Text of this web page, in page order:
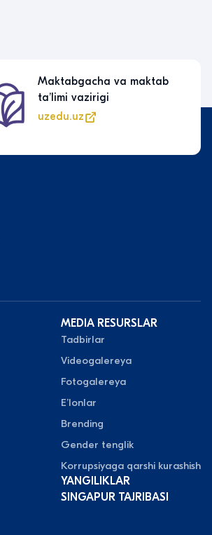
Oʻzbekiston Respublikasi
Prezidentining rasmiy veb-
sayti
MEDIA RESURSLAR
Tadbirlar
Videogalereya
Fotogalereya
Eʼlonlar
Brending
Gender tenglik
Korrupsiyaga qarshi kurashish
YANGILIKLAR
SINGAPUR TAJRIBASI